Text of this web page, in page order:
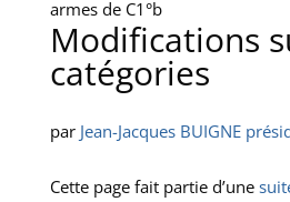
armes de C1°b
Modifications
catégories
par Jean-Jacques BUIGNE
Cette page fait partie d’une